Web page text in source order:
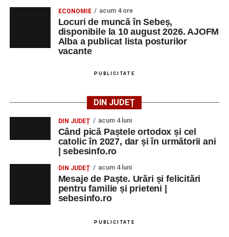
Incendiu la un autoturism pe Autostrada A1, în zona
localității Sibișeni
Școala de Fotbal Valea Frumoasei își întărește
lotul pentru noul sezon. Trei achiziții și performanțe
urma căruia patru persoane au ajuns la spital
ECONOMIE acum 4 ore
Locuri de muncă în Sebeș,
disponibile la 10 august 2026. AJOFM
Alba a publicat lista posturilor
vacante
PUBLICITATE
DIN JUDEȚ
DIN JUDEȚ acum 4 luni
Când pică Paștele ortodox și cel
catolic în 2027, dar și în următorii ani
| sebesinfo.ro
DIN JUDEȚ acum 4 luni
Mesaje de Paște. Urări și felicitări
pentru familie și prieteni |
sebesinfo.ro
PUBLICITATE